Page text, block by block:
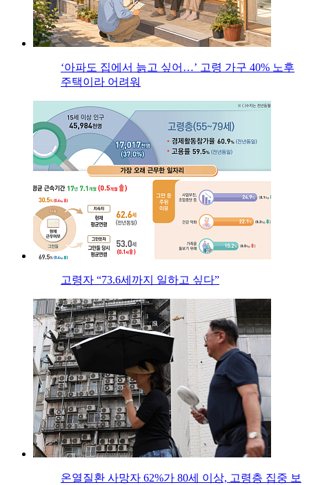
‘아파도 집에서 늙고 싶어…’ 고령 가구 40% 노후
주택이라 어려워
고령자 “73.6세까지 일하고 싶다”
온열질환 사망자 62%가 80세 이상, 고령층 집중 보